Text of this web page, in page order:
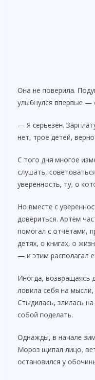
Она не поверила.
улыбнулся впервые —
— Я серьёзен.
нет, трое детей,
С того дня многое
слушать,
уверенность, ту, о
Но вместе с
довериться. Артём
помогал с отчётами,
детях, о книгах, о
— и этим располагал
Иногда, возвращаясь
ловила себя на
Стыдилась, злилась
собой поделать.
Однажды, в начале
Мороз щипал лицо,
остановился у